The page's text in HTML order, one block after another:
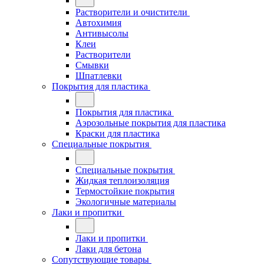
Растворители и очистители
Автохимия
Антивысолы
Клеи
Растворители
Смывки
Шпатлевки
Покрытия для пластика
Покрытия для пластика
Аэрозольные покрытия для пластика
Краски для пластика
Специальные покрытия
Специальные покрытия
Жидкая теплоизоляция
Термостойкие покрытия
Экологичные материалы
Лаки и пропитки
Лаки и пропитки
Лаки для бетона
Сопутствующие товары